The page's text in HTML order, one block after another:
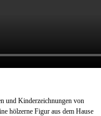
und Kinderzeichnungen von
hölzerne Figur aus dem Hause